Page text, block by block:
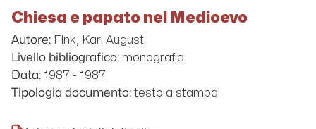
Chiesa e papato nel Medioevo
Autore: Fink, Karl August
Livello bibliografico: monografia
Data: 1987 - 1987
Tipologia documento: testo a stampa